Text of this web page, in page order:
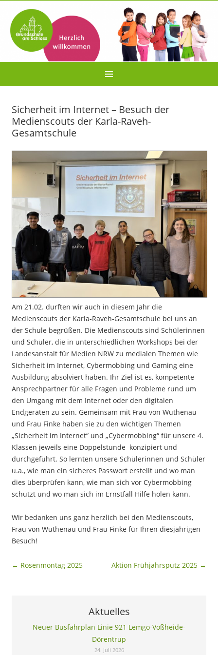
Sicherheit im Internet – Besuch der
Medienscouts der Karla-Raveh-
Gesamtschule
Am 21.02. durften wir auch in diesem Jahr die
Medienscouts der Karla-Raveh-Gesamtschule bei uns an
der Schule begrüßen. Die Medienscouts sind Schülerinnen
und Schüler, die in unterschiedlichen Workshops bei der
Landesanstalt für Medien NRW zu medialen Themen wie
Sicherheit im Internet, Cybermobbing und Gaming eine
Ausbildung absolviert haben. Ihr Ziel ist es, kompetente
Ansprechpartner für alle Fragen und Probleme rund um
den Umgang mit dem Internet oder den digitalen
Endgeräten zu sein. Gemeinsam mit Frau von Wuthenau
und Frau Finke haben sie zu den wichtigen Themen
„Sicherheit im Internet“ und „Cybermobbing“ für unsere 4.
Klassen jeweils eine Doppelstunde konzipiert und
durchgeführt. So lernten unsere Schülerinnen und Schüler
u.a., wie man ein sicheres Passwort erstellt und wo man
dies überprüfen kann, wie man sich vor Cybermobbing
schützt und wo man sich im Ernstfall Hilfe holen kann.
Wir bedanken uns ganz herzlich bei den Medienscouts,
Frau von Wuthenau und Frau Finke für Ihren diesjährigen
Besuch!
Beitragsnavigation
← Rosenmontag 2025 Aktion Frühjahrsputz 2025 →
Aktuelles
Neuer Busfahrplan Linie 921 Lemgo-Voßheide-
Dörentrup
24. Juli 2026